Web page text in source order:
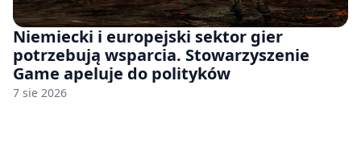
Niemiecki i europejski sektor gier
potrzebują wsparcia. Stowarzyszenie
Game apeluje do polityków
7 sie 2026